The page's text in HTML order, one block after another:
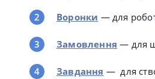
Воронки — для
Замовлення — для
Завдання — для